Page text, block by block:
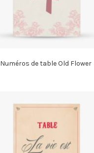
Numéros de table Old Flower